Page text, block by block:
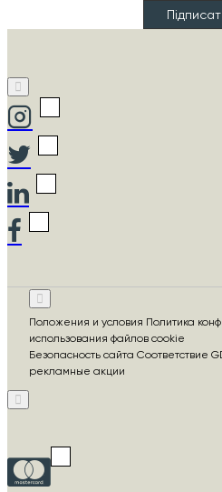
Положения и условия Политика
использования файлов cookie
Безопасность сайта Соответствие
рекламные акции